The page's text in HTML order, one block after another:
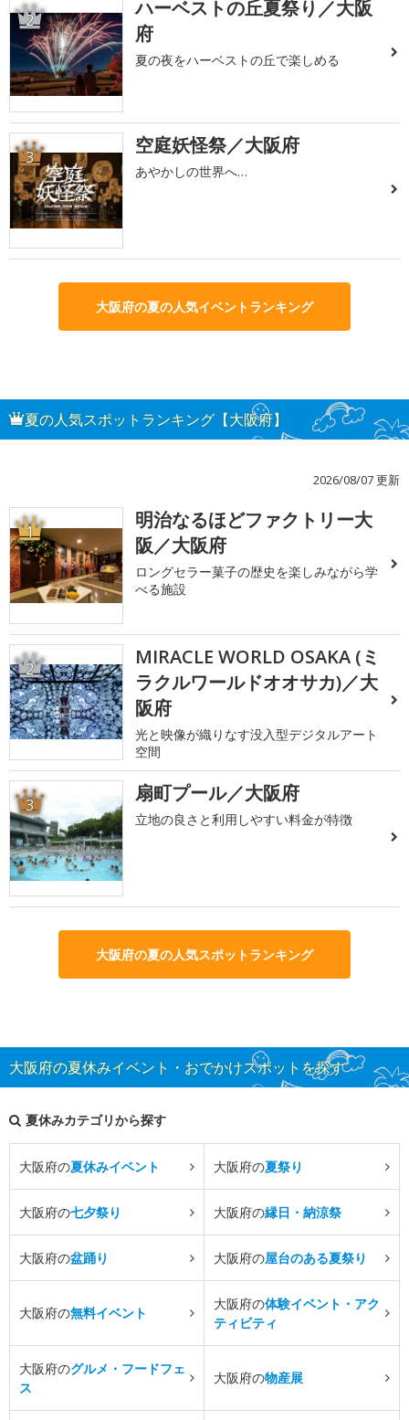
2
ハーベストの丘夏祭り／大阪
府
夏の夜をハーベストの丘で楽しめる
3 空庭妖怪祭／大阪府
あやかしの世界へ…
大阪府の夏の人気イベントランキング
夏の人気スポットランキング【大阪府】
2026/08/07 更新
1
明治なるほどファクトリー大
阪／大阪府
ロングセラー菓子の歴史を楽しみながら学
べる施設
2
MIRACLE WORLD OSAKA (ミ
ラクルワールドオオサカ)／大
阪府
光と映像が織りなす没入型デジタルアート
空間
3 扇町プール／大阪府
立地の良さと利用しやすい料金が特徴
大阪府の夏の人気スポットランキング
大阪府の夏休みイベント・おでかけスポットを探す
夏休みカテゴリから探す
大阪府の夏休みイベント 大阪府の夏祭り
大阪府の七夕祭り 大阪府の縁日・納涼祭
大阪府の盆踊り 大阪府の屋台のある夏祭り
大阪府の無料イベント
大阪府の体験イベント・アク
ティビティ
大阪府のグルメ・フードフェ
ス
大阪府の物産展